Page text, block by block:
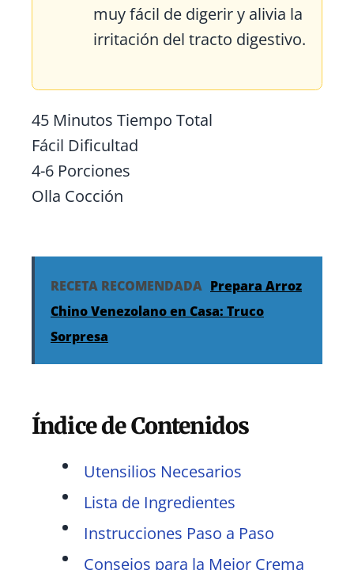
muy fácil de digerir y alivia la
irritación del tracto digestivo.
45 Minutos Tiempo Total
Fácil Dificultad
4-6 Porciones
Olla Cocción
RECETA RECOMENDADA Prepara Arroz
Chino Venezolano en Casa: Truco
Sorpresa
Índice de Contenidos
Utensilios Necesarios
Lista de Ingredientes
Instrucciones Paso a Paso
Consejos para la Mejor Crema